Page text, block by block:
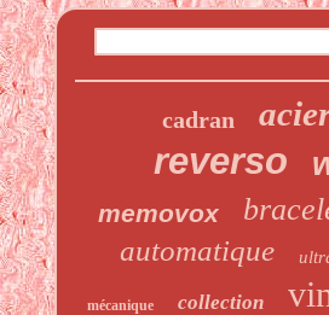
cadran
reverso
memovox
automatique
mécanique collection